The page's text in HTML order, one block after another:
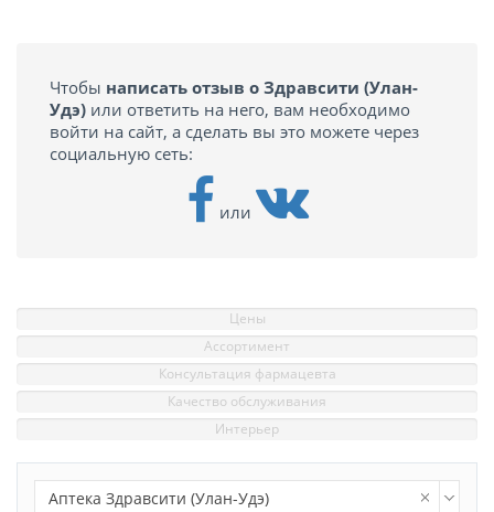
Чтобы написать отзыв о Здравсити (Улан-
Удэ) или ответить на него, вам необходимо
войти на сайт, а сделать вы это можете через
социальную сеть:
или
Цены
Ассортимент
Консультация фармацевта
Качество обслуживания
Интерьер
Аптека Здравсити (Улан-Удэ)